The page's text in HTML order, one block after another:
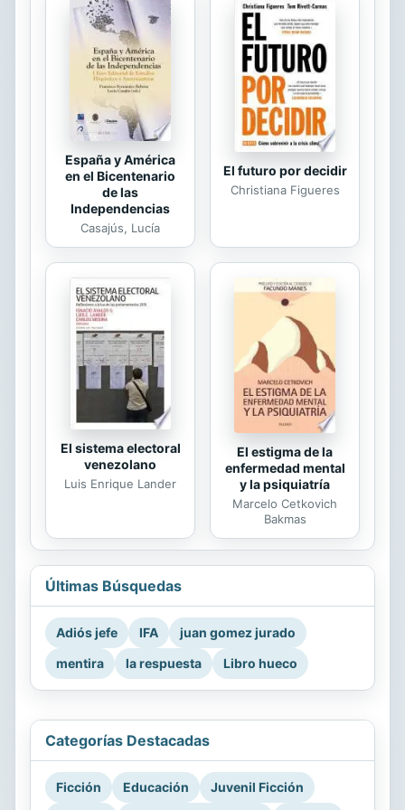
España y América
en el Bicentenario
de las
Independencias
Casajús, Lucía
El futuro por decidir
Christiana Figueres
El sistema electoral
venezolano
Luis Enrique Lander
El estigma de la
enfermedad mental
y la psiquiatría
Marcelo Cetkovich
Bakmas
Últimas Búsquedas
Adiós jefe IFA
juan gomez jurado
mentira
la respuesta Libro hueco
Categorías Destacadas
Ficción Educación Juvenil Ficción